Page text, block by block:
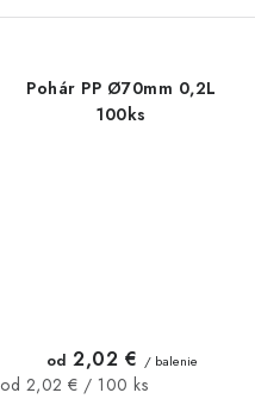
Pohár PP Ø70mm 0,2L
100ks
od 2,02 € / balenie
Jednotková
od 2,02 € / 100 ks